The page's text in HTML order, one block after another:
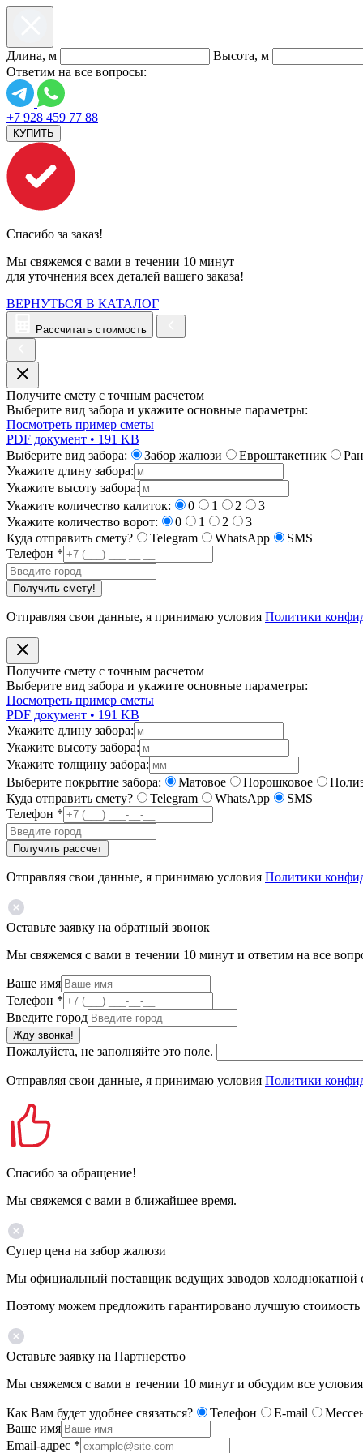
Длина, м Высота, м
Ответим на все вопросы:
+7 928 459 77 88
КУПИТЬ
Спасибо за заказ!
Мы свяжемся с вами в течении 10 минут
для уточнения всех деталей вашего заказа!
ВЕРНУТЬСЯ В КАТАЛОГ
Рассчитать стоимость
Получите смету с точным расчетом
Выберите вид забора и укажите основные параметры:
Посмотреть пример сметы
PDF документ • 191 KB
Выберите вид забора:
Забор жалюзи Евроштакетник
Укажите длину забора:
Укажите высоту забора:
Укажите количество калиток:
0 1 2
3
Укажите количество ворот:
0 1 2
3
Куда отправить смету?
Telegram WhatsApp
SMS
Телефон *
Получить смету!
Отправляя свои данные, я принимаю условия Политики
Получите смету с точным расчетом
Выберите вид забора и укажите основные параметры:
Посмотреть пример сметы
PDF документ • 191 KB
Укажите длину забора:
Укажите высоту забора:
Укажите толщину забора:
Выберите покрытие забора:
Матовое Порошковое
Куда отправить смету?
Telegram WhatsApp
SMS
Телефон *
Получить рассчет
Отправляя свои данные, я принимаю условия Политики
Оставьте заявку на обратный звонок
Мы свяжемся с вами в течении 10 минут и ответим на все
Ваше имя
Телефон *
Введите город
Жду звонка!
Пожалуйста, не заполняйте это поле.
Отправляя свои данные, я принимаю условия Политики
Спасибо за обращение!
Мы свяжемся с вами в ближайшее время.
Супер цена на забор жалюзи
Мы официальный поставщик ведущих заводов холоднокатной
Поэтому можем предложить гарантировано лучшую стоимость
Оставьте заявку на Партнерство
Мы свяжемся с вами в течении 10 минут и обсудим все условия
Как Вам будет удобнее связаться? Телефон E-mail
Ваше имя
Email-адрес *